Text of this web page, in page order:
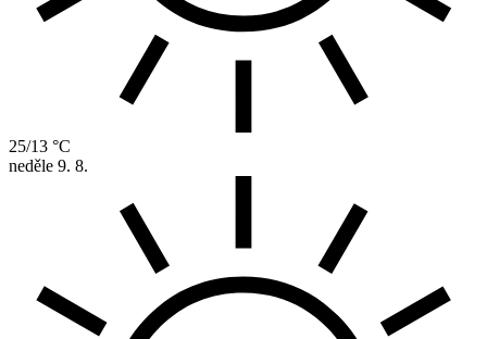
25/13 °C
neděle 9. 8.